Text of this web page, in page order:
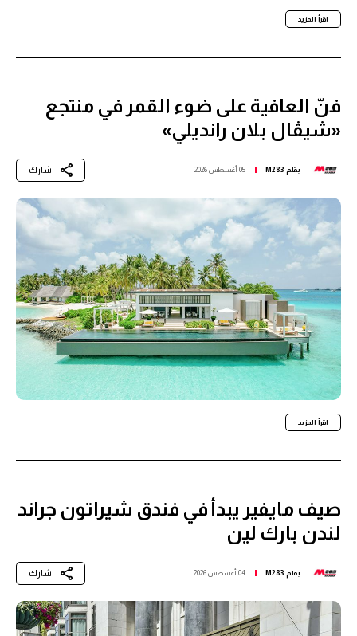
اقرأ المزيد
فنّ العافية على ضوء القمر في منتجع
«شيڤال بلان رانديلي»
بقلم M283 05 أغسطس 2026 شارك
اقرأ المزيد
صيف مايفير يبدأ في فندق شيراتون جراند
لندن بارك لين
بقلم M283 04 أغسطس 2026 شارك